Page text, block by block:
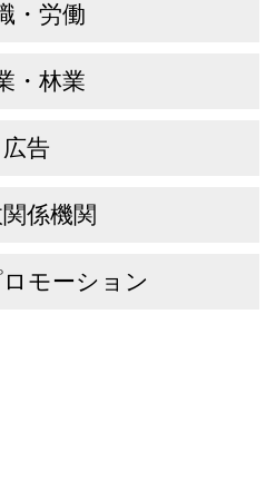
・労働
・林業
広告
係機関
モーション